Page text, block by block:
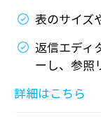
表のサイズ
返信エディ
ーし、参照
詳細はこちら